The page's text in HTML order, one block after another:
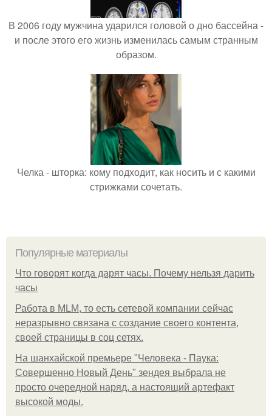
В 2006 году мужчина ударился головой о дно бассейна -
и после этого его жизнь изменилась самым странным
образом.
Челка - шторка: кому подходит, как носить и с какими
стрижками сочетать.
Популярные материалы
Что говорят когда дарят часы. Почему нельзя дарить
часы
Работа в MLM, то есть сетевой компании сейчас
неразрывно связана с создание своего контента,
своей страницы в соц сетях.
На шанхайской премьере "Человека - Паука:
Совершенно Новый День" зендея выбрала не
просто очередной наряд, а настоящий артефакт
высокой моды.